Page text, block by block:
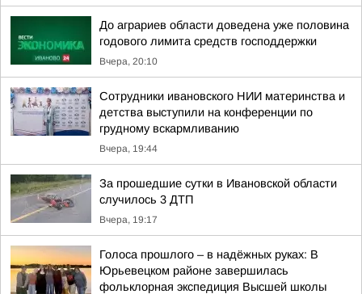
До аграриев области доведена уже половина
годового лимита средств господдержки
Вчера, 20:10
Сотрудники ивановского НИИ материнства и
детства выступили на конференции по
грудному вскармливанию
Вчера, 19:44
За прошедшие сутки в Ивановской области
случилось 3 ДТП
Вчера, 19:17
Голоса прошлого – в надёжных руках: В
Юрьевецком районе завершилась
фольклорная экспедиция Высшей школы